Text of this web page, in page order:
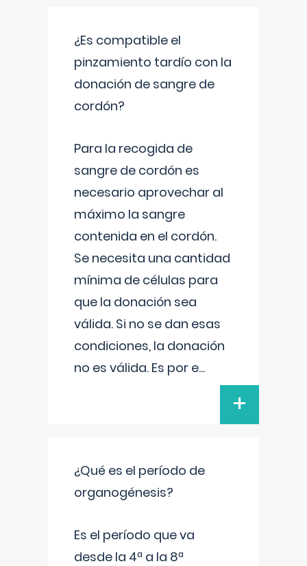
¿Es compatible el
pinzamiento tardío con la
donación de sangre de
cordón?
Para la recogida de
sangre de cordón es
necesario aprovechar al
máximo la sangre
contenida en el cordón.
Se necesita una cantidad
mínima de células para
que la donación sea
válida. Si no se dan esas
condiciones, la donación
no es válida. Es por e...
+
¿Qué es el período de
organogénesis?
Es el período que va
desde la 4ª a la 8ª